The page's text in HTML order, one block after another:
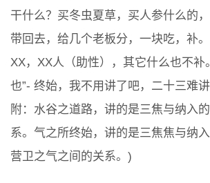
干什么？买冬虫夏草，买人参什么的
带回去，给几个老板分，一块吃，补
XX，XX人（助性），其它什么也不补
也”- 终始，我不用讲了吧，二十三难
附：水谷之道路，讲的是三焦与纳入
系。气之所终始，讲的是三焦焦与纳
营卫之气之间的关系。)